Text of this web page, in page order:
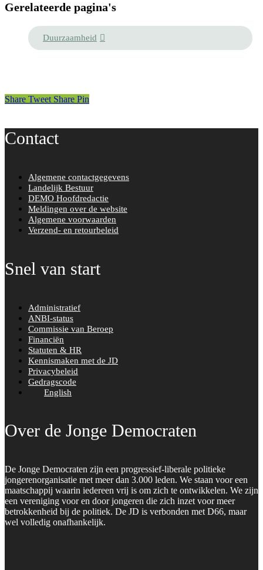
Gerelateerde pagina's
Duurzaamheid
Share Tweet Share Pin
Contact
Algemene contactgegevens
Landelijk Bestuur
DEMO Hoofdredactie
Meldingen over de website
Algemene voorwaarden
Verzend- en retourbeleid
Snel van start
Administratief
ANBI-status
Commissie van Beroep
Financiën
Statuten & HR
Kennismaken met de JD
Privacybeleid
Gedragscode
English
Over de Jonge Democraten
De Jonge Democraten zijn een progressief-liberale politieke
jongerenorganisatie met meer dan 3.000 leden. We staan voor een
maatschappij waarin iedereen vrij is om zich te ontwikkelen. We zijn
een vereniging voor en door jongeren die zich inzet voor meer
betrokkenheid bij de politiek. De JD is verbonden met D66, maar
wel volledig onafhankelijk.